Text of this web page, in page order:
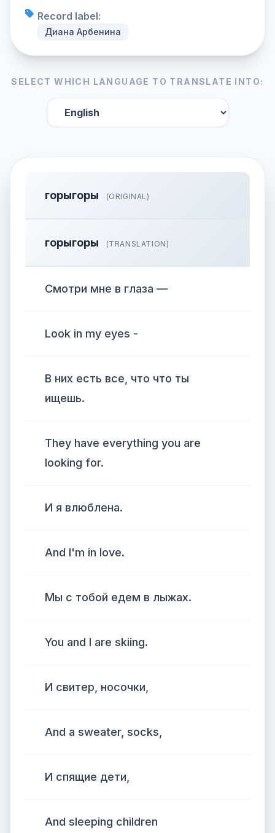
Record label:
Диана Арбенина
SELECT WHICH LANGUAGE TO TRANSLATE INTO:
горыгоры (ORIGINAL)
горыгоры (TRANSLATION)
Смотри мне в глаза —
Look in my eyes -
В них есть все, что что ты
ищешь.
They have everything you are
looking for.
И я влюблена.
And I'm in love.
Мы с тобой едем в лыжах.
You and I are skiing.
И свитер, носочки,
And a sweater, socks,
И спящие дети,
And sleeping children